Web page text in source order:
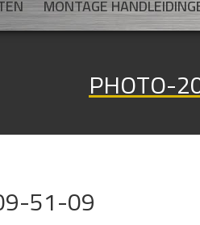
MONTAGE
PHOTO-
51-09